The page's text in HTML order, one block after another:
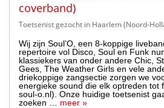
coverband)
Toetsenist gezocht in Haarlem (Noord-
Wij zijn Soul’O, een 8-koppige
repertoire vol Disco, Soul en Funk
klassiekers van onder andere Chic,
Gees, The Weather Girls en vele
driekoppige zangsectie zorgen we
energieke sound die elk optreden tot
soul-o.nl). Onze huidige toetsenist
zoeken … meer »